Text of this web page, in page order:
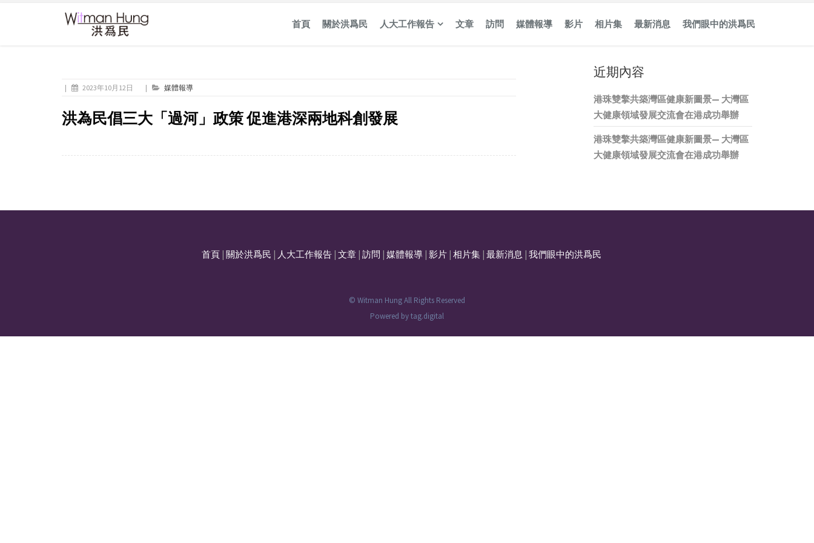
首頁 關於洪爲民 人大工作報告 文章 訪問 媒體報導 影片 相片集 最新消息 我們眼中的洪爲民
| 2023年10月12日 | 媒體報導
洪為民倡三大「過河」政策 促進港深兩地科創發展
近期內容
港珠雙擎共築灣區健康新圖景— 大灣區
大健康領域發展交流會在港成功舉辦
港珠雙擎共築灣區健康新圖景— 大灣區
大健康領域發展交流會在港成功舉辦
首頁 關於洪爲民 人大工作報告 文章 訪問 媒體報導 影片 相片集 最新消息 我們眼中的洪爲民
© Witman Hung All Rights Reserved
Powered bytag.digital